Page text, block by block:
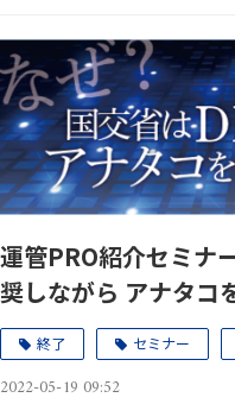
運管PRO紹介セミナ
奨しながら アナタコ
15日、22日
終了 セミナー
2022-05-19 09:52